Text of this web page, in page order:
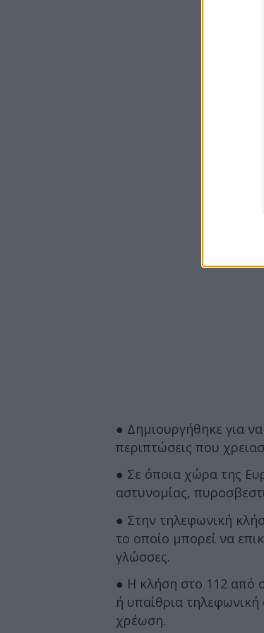
● Δημιουργήθηκε για
περιπτώσεις που
● Σε όποια χώρα της
αστυνομίας,
● Στην τηλεφωνική
το οποίο μπορεί να
γλώσσες.
● H κλήση στο 112 από
ή υπαίθρια
χρέωση.